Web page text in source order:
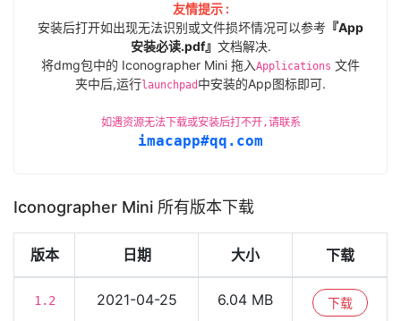
友情提示 :
安装后打开如出现无法识别或文件损坏情况可以参考 『App
安装必读.pdf』 文档解决.
将dmg包中的 Iconographer Mini 拖入Applications 文件
夹中后,运行launchpad 中安装的App图标即可.
如遇资源无法下载或安装后打不开,请联系
imacapp#qq.com
Iconographer Mini 所有版本下载
版本 日期 大小 下载
1.2 2021-04-25 6.04 MB 下载